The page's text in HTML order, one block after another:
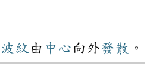
波紋 由 中心 向外發散 。